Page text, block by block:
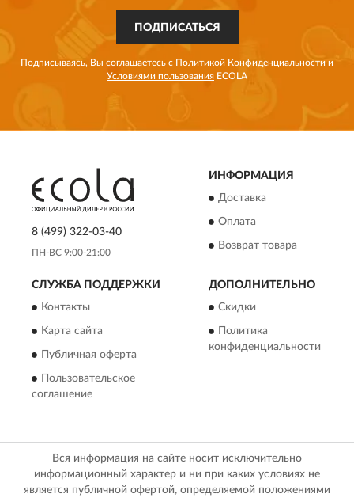
ПОДПИСАТЬСЯ
Подписываясь, Вы соглашаетесь с Политикой Конфиденциальности и
Условиями пользования ECOLA
8 (499) 322-03-40
ПН-ВС 9:00-21:00
ИНФОРМАЦИЯ
Доставка
Оплата
Возврат товара
СЛУЖБА ПОДДЕРЖКИ
Контакты
Карта сайта
Публичная оферта
Пользовательское
соглашение
ДОПОЛНИТЕЛЬНО
Скидки
Политика
конфиденциальности
Вся информация на сайте носит исключительно
информационный характер и ни при каких условиях не
является публичной офертой, определяемой положениями